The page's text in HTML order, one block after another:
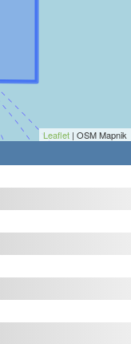
Leaflet | OSM Mapnik